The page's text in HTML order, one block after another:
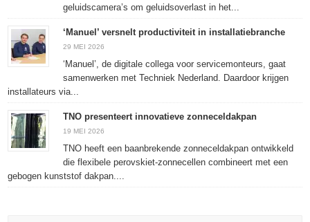
geluidscamera’s om geluidsoverlast in het...
‘Manuel’ versnelt productiviteit in installatiebranche
29 MEI 2026
‘Manuel’, de digitale collega voor servicemonteurs, gaat
samenwerken met Techniek Nederland. Daardoor krijgen
installateurs via...
TNO presenteert innovatieve zonneceldakpan
19 MEI 2026
TNO heeft een baanbrekende zonneceldakpan ontwikkeld
die flexibele perovskiet-zonnecellen combineert met een
gebogen kunststof dakpan....